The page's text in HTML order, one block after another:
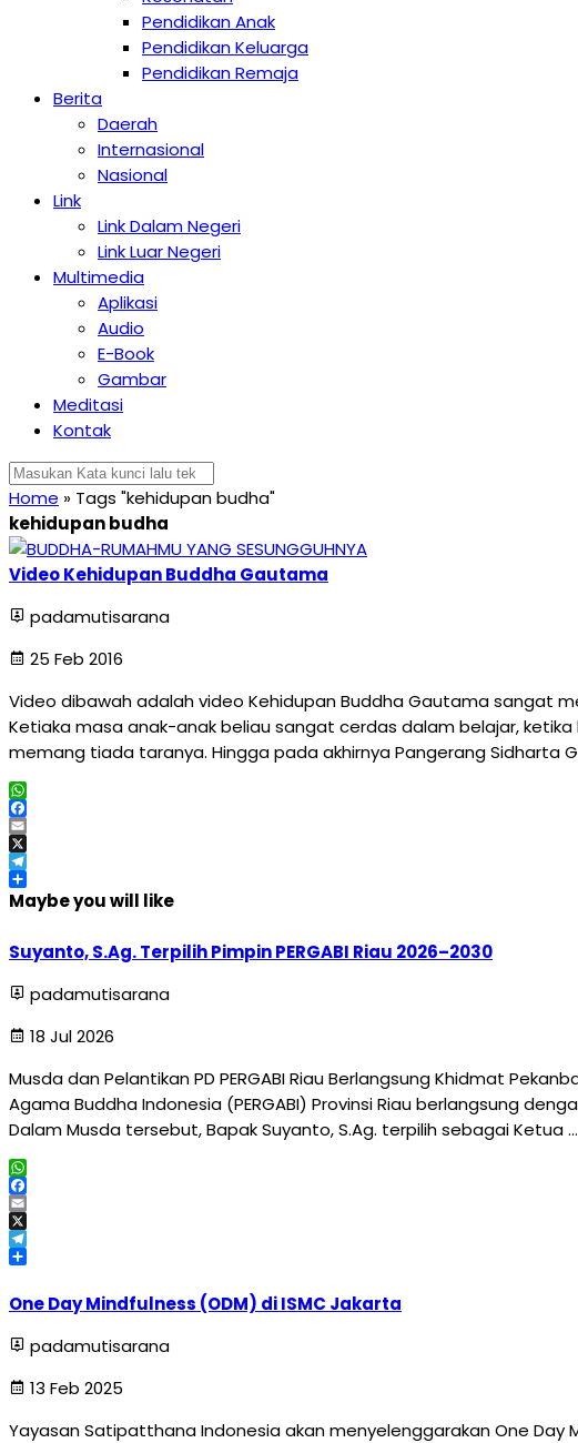
Pendidikan Anak
Pendidikan Keluarga
Pendidikan Remaja
Berita
Daerah
Internasional
Nasional
Link
Link Dalam Negeri
Link Luar Negeri
Multimedia
Aplikasi
Audio
E-Book
Gambar
Meditasi
Kontak
Home » Tags "kehidupan budha"
kehidupan budha
Video Kehidupan Buddha Gautama
padamutisarana
25 Feb 2016
Video dibawah adalah video Kehidupan Buddha Gautama sangat
Ketiaka masa anak-anak beliau sangat cerdas dalam belajar,
memang tiada taranya. Hingga pada akhirnya Pangerang Sidharta
WhatsApp
Facebook
Email
X
Telegram
Share
Maybe you will like
Suyanto, S.Ag. Terpilih Pimpin PERGABI Riau 2026–2030
padamutisarana
18 Jul 2026
Musda dan Pelantikan PD PERGABI Riau Berlangsung Khidmat
Agama Buddha Indonesia (PERGABI) Provinsi Riau berlangsung
Dalam Musda tersebut, Bapak Suyanto, S.Ag. terpilih sebagai Ketua …
WhatsApp
Facebook
Email
X
Telegram
One Day Mindfulness (ODM) di ISMC Jakarta
padamutisarana
13 Feb 2025
Yayasan Satipatthana Indonesia akan menyelenggarakan One Day